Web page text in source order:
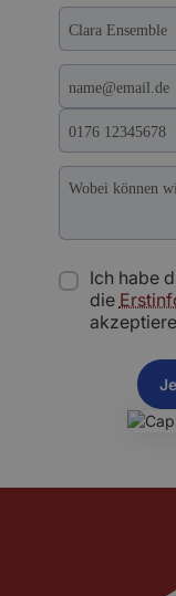
Ich habe
die